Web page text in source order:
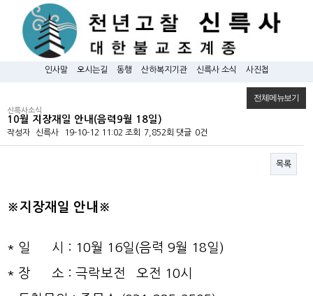
인사말 오시는길 동행 산하복지기관 신륵사 소식 사진첩
전체메뉴보기
신륵사소식
10월 지장재일 안내(음력9월 18일)
작성자 신륵사 19-10-12 11:02 조회 7,852회 댓글 0건
목록
※지장재일 안내※
* 일 시 : 10월 16일(음력 9월 18일)
* 장 소 : 극락보전 오전 10시